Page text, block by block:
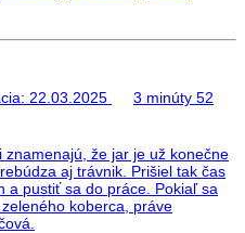
22.03.2025
3 minúty 52
že jar je už konečne
aj trávnik. Prišiel tak čas
a pustiť sa do práce. Pokiaľ sa
koberca, práve